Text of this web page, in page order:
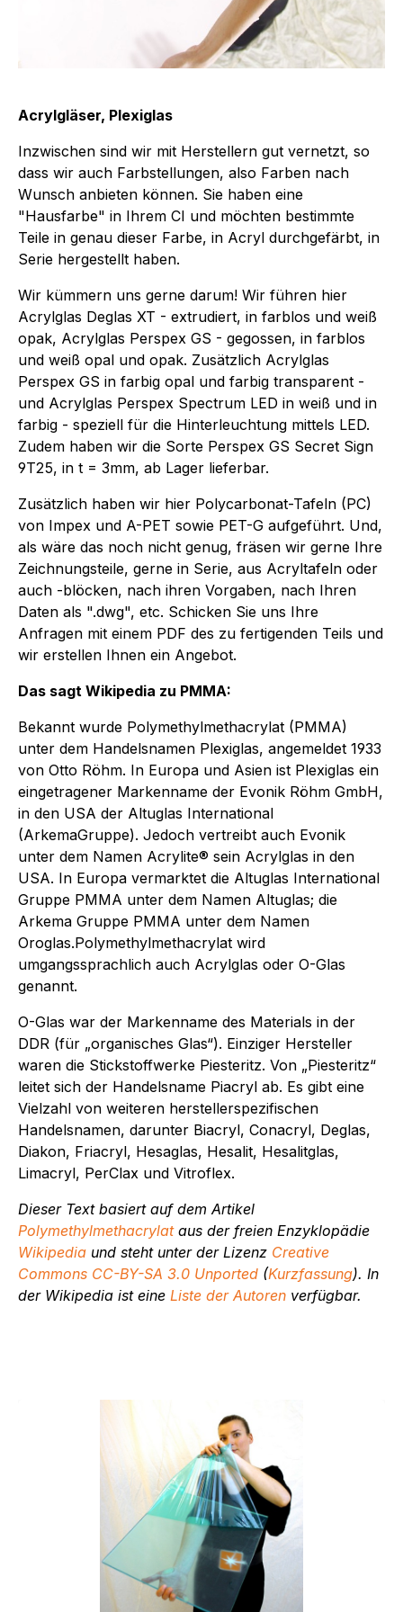
Acrylgläser, Plexiglas
Inzwischen sind wir mit Herstellern gut vernetzt, so
dass wir auch Farbstellungen, also Farben nach
Wunsch anbieten können. Sie haben eine
"Hausfarbe" in Ihrem CI und möchten bestimmte
Teile in genau dieser Farbe, in Acryl durchgefärbt, in
Serie hergestellt haben.
Wir kümmern uns gerne darum! Wir führen hier
Acrylglas Deglas XT - extrudiert, in farblos und weiß
opak, Acrylglas Perspex GS - gegossen, in farblos
und weiß opal und opak. Zusätzlich Acrylglas
Perspex GS in farbig opal und farbig transparent -
und Acrylglas Perspex Spectrum LED in weiß und in
farbig - speziell für die Hinterleuchtung mittels LED.
Zudem haben wir die Sorte Perspex GS Secret Sign
9T25, in t = 3mm, ab Lager lieferbar.
Zusätzlich haben wir hier Polycarbonat-Tafeln (PC)
von Impex und A-PET sowie PET-G aufgeführt. Und,
als wäre das noch nicht genug, fräsen wir gerne Ihre
Zeichnungsteile, gerne in Serie, aus Acryltafeln oder
auch -blöcken, nach ihren Vorgaben, nach Ihren
Daten als ".dwg", etc. Schicken Sie uns Ihre
Anfragen mit einem PDF des zu fertigenden Teils und
wir erstellen Ihnen ein Angebot.
Das sagt Wikipedia zu PMMA:
Bekannt wurde Polymethylmethacrylat (PMMA)
unter dem Handelsnamen Plexiglas, angemeldet 1933
von Otto Röhm. In Europa und Asien ist Plexiglas ein
eingetragener Markenname der Evonik Röhm GmbH,
in den USA der Altuglas International
(ArkemaGruppe). Jedoch vertreibt auch Evonik
unter dem Namen Acrylite® sein Acrylglas in den
USA. In Europa vermarktet die Altuglas International
Gruppe PMMA unter dem Namen Altuglas; die
Arkema Gruppe PMMA unter dem Namen
Oroglas.Polymethylmethacrylat wird
umgangssprachlich auch Acrylglas oder O-Glas
genannt.
O-Glas war der Markenname des Materials in der
DDR (für „organisches Glas“). Einziger Hersteller
waren die Stickstoffwerke Piesteritz. Von „Piesteritz“
leitet sich der Handelsname Piacryl ab. Es gibt eine
Vielzahl von weiteren herstellerspezifischen
Handelsnamen, darunter Biacryl, Conacryl, Deglas,
Diakon, Friacryl, Hesaglas, Hesalit, Hesalitglas,
Limacryl, PerClax und Vitroflex.
Dieser Text basiert auf dem Artikel
Polymethylmethacrylataus der freien Enzyklopädie
Wikipedia und steht unter der Lizenz Creative
Commons CC-BY-SA 3.0 Unported (Kurzfassung). In
der Wikipedia ist eine Liste der Autoren verfügbar.